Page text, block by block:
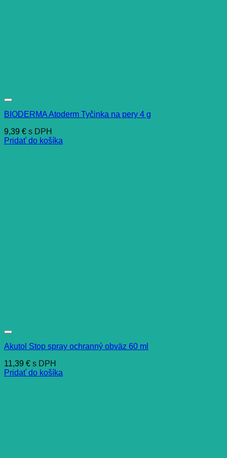
BIODERMA Atoderm Tyčinka na pery 4 g
9,39 € s DPH
Pridať do košíka
Akutol Stop spray ochranný obväz 60 ml
11,39 € s DPH
Pridať do košíka